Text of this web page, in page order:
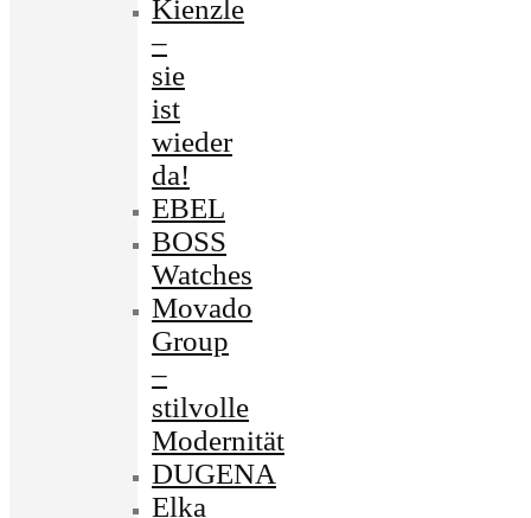
Kienzle
–
sie
ist
wieder
da!
EBEL
BOSS
Watches
Movado
Group
–
stilvolle
Modernität
DUGENA
Elka